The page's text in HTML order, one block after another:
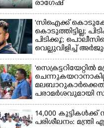
രാഗേഷ്
'സിഐക്ക്
കൊടുത്തിട്ടില്ല;
പിടിക്കൂ';
വെല്ലുവിളിച്ച്
പരാമർശവുമായി
14,000 കുട്ടികൾക്ക്
പരിശീലനം: